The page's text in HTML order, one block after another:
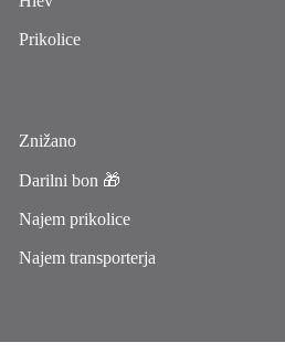
Prikolice
Znižano
Darilni bon 🎁
Najem prikolice
Najem transporterja